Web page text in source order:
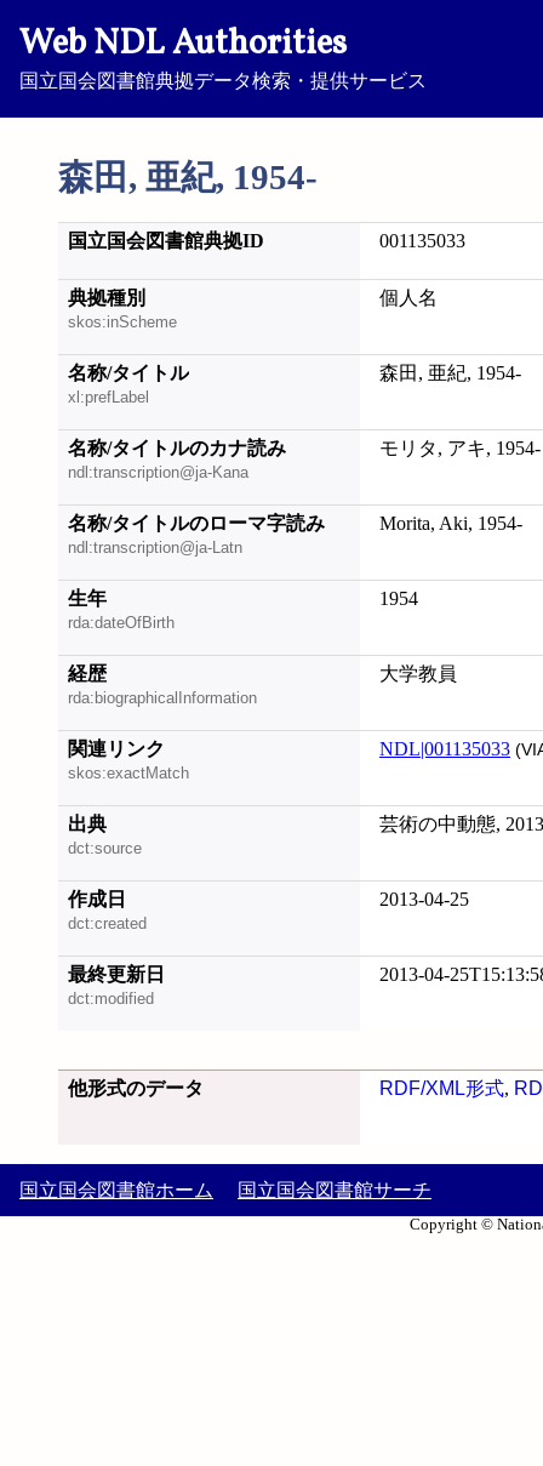
Web NDL Authorities
国立国会図書館典拠データ検索・提供サービス
森田, 亜紀, 1954-
国立国会図書館典拠ID 001135033
典拠種別
skos:inScheme
個人名
名称/タイトル
xl:prefLabel
森田, 亜紀, 1954-
名称/タイトルのカナ読み
ndl:transcription@ja-Kana
モリタ, アキ, 1954-
名称/タイトルのローマ字読み
ndl:transcription@ja-Latn
Morita, Aki, 1954-
生年
rda:dateOfBirth
1954
経歴
rda:biographicalInformation
大学教員
関連リンク
skos:exactMatch
NDL|001135033
出典
dct:source
芸術の中動態,
作成日
dct:created
2013-04-25
最終更新日
dct:modified
2013-04-
他形式のデータ RDF/XML形式,
国立国会図書館ホーム 国立国会図書館サーチ
Copyright ©